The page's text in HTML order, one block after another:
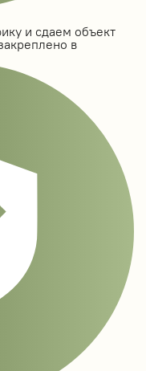
и сдаем объект
в